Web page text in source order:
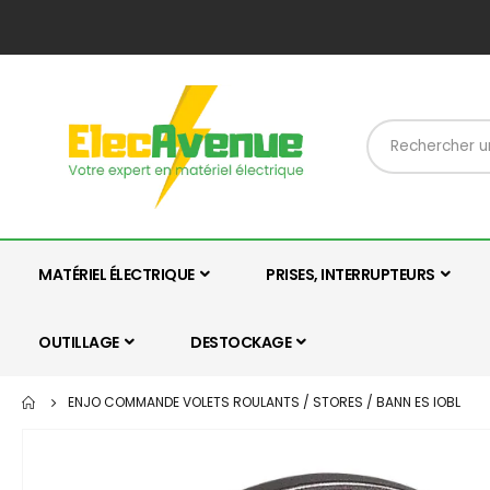
MATÉRIEL ÉLECTRIQUE PRISES, INTERRUPTEURS
OUTILLAGE DESTOCKAGE
ENJO COMMANDE VOLETS ROULANTS / STORES / BANN ES IOBL